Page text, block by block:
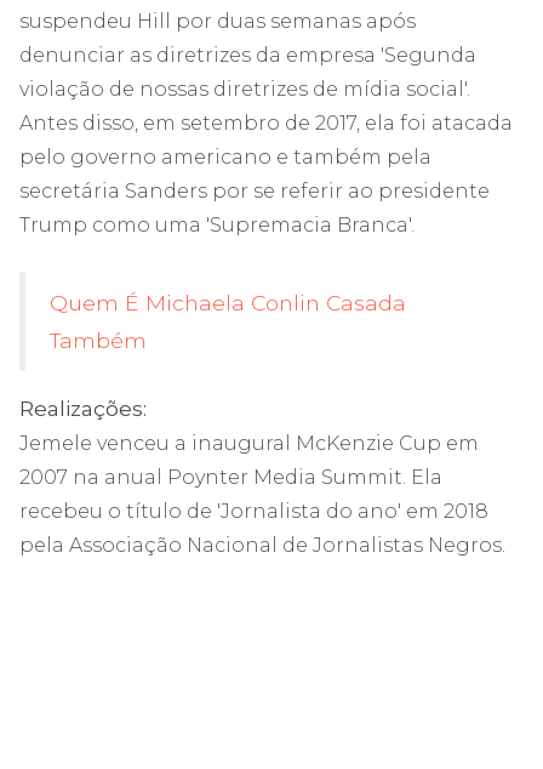
suspendeu Hill por duas semanas após
denunciar as diretrizes da empresa 'Segunda
violação de nossas diretrizes de mídia social'.
Antes disso, em setembro de 2017, ela foi atacada
pelo governo americano e também pela
secretária Sanders por se referir ao presidente
Trump como uma 'Supremacia Branca'.
Quem É Michaela Conlin Casada
Também
Realizações:
Jemele venceu a inaugural McKenzie Cup em
2007 na anual Poynter Media Summit. Ela
recebeu o título de 'Jornalista do ano' em 2018
pela Associação Nacional de Jornalistas Negros.